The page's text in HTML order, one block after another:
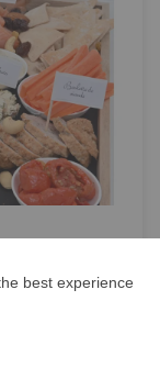
best experience